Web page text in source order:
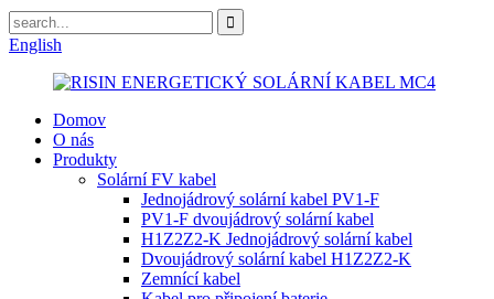
English
Domov
O nás
Produkty
Solární FV kabel
Jednojádrový solární kabel PV1-F
PV1-F dvoujádrový solární kabel
H1Z2Z2-K Jednojádrový solární kabel
Dvoujádrový solární kabel H1Z2Z2-K
Zemnící kabel